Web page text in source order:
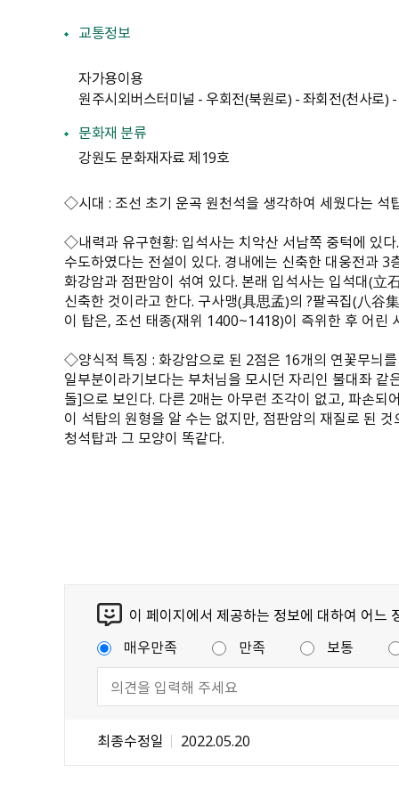
교통정보
자가용이용
원주시외버스터미널 - 우회전（북원로） - 좌회전（천사로
문화재 분류
강원도 문화재자료 제19호
◇시대 : 조선 초기 운곡 원천석을 생각하여 세웠다는 석
◇내력과 유구현황: 입석사는 치악산 서남쪽 중턱에 있다
수도하였다는 전설이 있다. 경내에는 신축한 대웅전과 3
화강암과 점판암이 섞여 있다. 본래 입석사는 입석대（
신축한 것이라고 한다. 구사맹（具思孟）의 ?팔곡집（八
이 탑은, 조선 태종（재위 1400~1418）이 즉위한 후 어
◇양식적 특징 : 화강암으로 된 2점은 16개의 연꽃무늬를
일부분이라기보다는 부처님을 모시던 자리인 불대좌 같
돌]으로 보인다. 다른 2매는 아무런 조각이 없고, 파손되
이 석탑의 원형을 알 수는 없지만, 점판암의 재질로 된
청석탑과 그 모양이 똑같다.
이 페이지에서 제공하는 정보에 대하여 어느
매우만족
만족 보통
최종수정일 2022.05.20